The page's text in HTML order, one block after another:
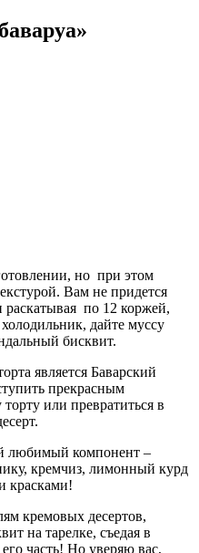
но при этом
Вам не придется
раскатывая по 12 коржей,
дайте муссу
бисквит.
является Баварский
прекрасным
или превратиться в
любимый компонент –
кремчиз, лимонный курд
красками!
кремовых десертов,
на тарелке, съедая в
часть! Но уверяю вас,